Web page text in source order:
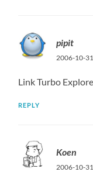
pipit
2006-10-
Link Turbo
REPLY
Koen
2006-10-